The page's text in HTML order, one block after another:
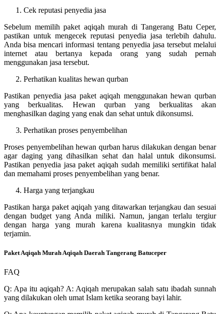
Cek reputasi penyedia jasa
Sebelum memilih paket aqiqah murah di Tangerang Batu Ceper,
pastikan untuk mengecek reputasi penyedia jasa terlebih dahulu.
Anda bisa mencari informasi tentang penyedia jasa tersebut melalui
internet atau bertanya kepada orang yang sudah pernah
menggunakan jasa tersebut.
Perhatikan kualitas hewan qurban
Pastikan penyedia jasa paket aqiqah menggunakan hewan qurban
yang berkualitas. Hewan qurban yang berkualitas akan
menghasilkan daging yang enak dan sehat untuk dikonsumsi.
Perhatikan proses penyembelihan
Proses penyembelihan hewan qurban harus dilakukan dengan benar
agar daging yang dihasilkan sehat dan halal untuk dikonsumsi.
Pastikan penyedia jasa paket aqiqah sudah memiliki sertifikat halal
dan memahami proses penyembelihan yang benar.
Harga yang terjangkau
Pastikan harga paket aqiqah yang ditawarkan terjangkau dan sesuai
dengan budget yang Anda miliki. Namun, jangan terlalu tergiur
dengan harga yang murah karena kualitasnya mungkin tidak
terjamin.
Paket Aqiqah Murah Aqiqah Daerah Tangerang Batuceper
FAQ
Q: Apa itu aqiqah? A: Aqiqah merupakan salah satu ibadah sunnah
yang dilakukan oleh umat Islam ketika seorang bayi lahir.